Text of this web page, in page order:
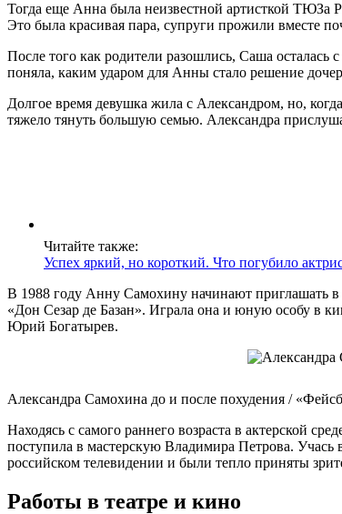
Тогда еще Анна была неизвестной артисткой ТЮЗа
Это была красивая пара, супруги прожили вместе
После того как родители разошлись, Саша осталась
поняла, каким ударом для Анны стало решение
Долгое время девушка жила с Александром, но,
тяжело тянуть большую семью. Александра
Читайте также:
Успех яркий, но короткий. Что погубило
В 1988 году Анну Самохину начинают приглашать в
«Дон Сезар де Базан». Играла она и юную особу в
Юрий Богатырев.
Александра Самохина до и после похудения /
Находясь с самого раннего возраста в актерской
поступила в мастерскую Владимира Петрова.
российском телевидении и были тепло приняты
Работы в театре и кино